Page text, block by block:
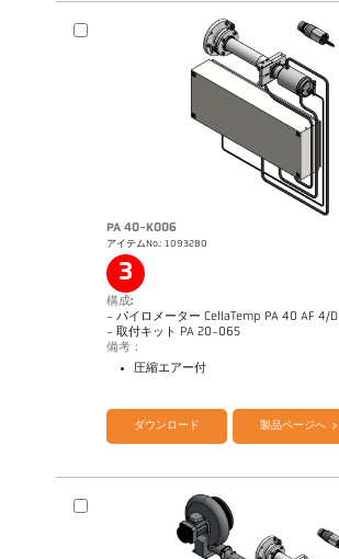
PA 40-K006
アイテムNo.: 1093280
3
構成:
- パイロメーター CellaTemp PA 40 AF 4/D
- 取付キット PA 20-065
備考：
圧縮エアー付
カタログ CellaTemp PA
ダウンロード 製品ページへ